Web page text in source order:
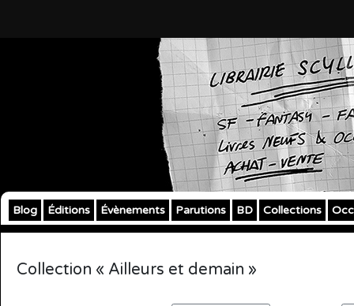
Blog Éditions Évènements Parutions BD Collections
Collection « Ailleurs et demain »